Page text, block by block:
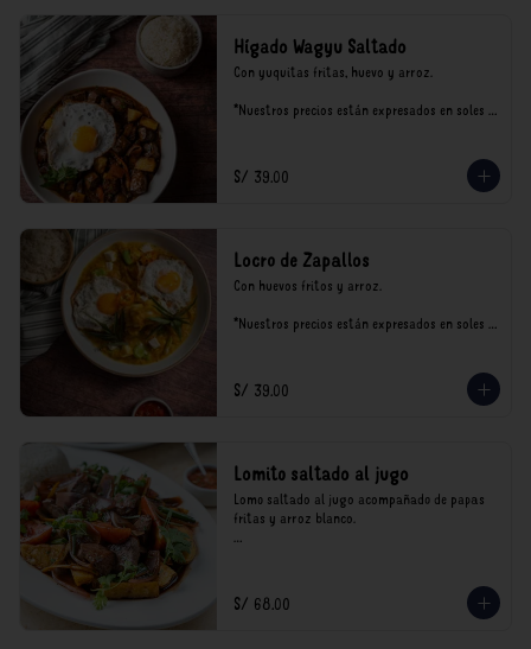
Hígado Wagyu Saltado
Con yuquitas fritas, huevo y arroz.
*Nuestros precios están expresados en soles e
S/ 39.00
Locro de Zapallos
Con huevos fritos y arroz.
*Nuestros precios están expresados en soles e
S/ 39.00
Lomito saltado al jugo
Lomo saltado al jugo acompañado de papas
fritas y arroz blanco.
consumo.
S/ 68.00